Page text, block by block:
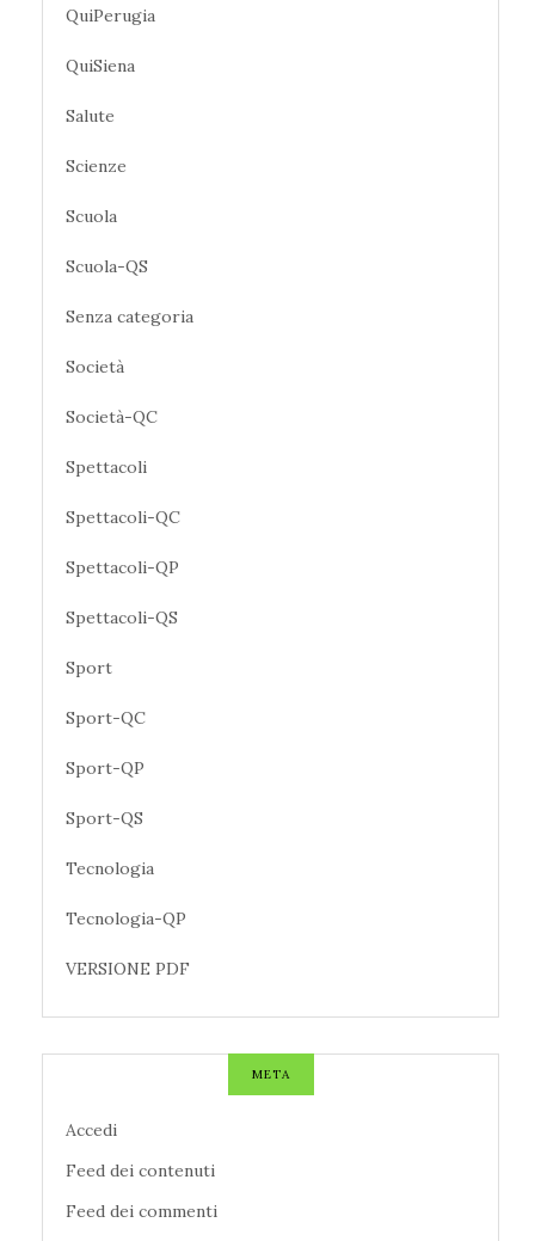
QuiPerugia
QuiSiena
Salute
Scienze
Scuola
Scuola-QS
Senza categoria
Società
Società-QC
Spettacoli
Spettacoli-QC
Spettacoli-QP
Spettacoli-QS
Sport
Sport-QC
Sport-QP
Sport-QS
Tecnologia
Tecnologia-QP
VERSIONE PDF
META
Accedi
Feed dei contenuti
Feed dei commenti